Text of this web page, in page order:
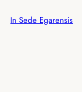
In Sede Egarensis